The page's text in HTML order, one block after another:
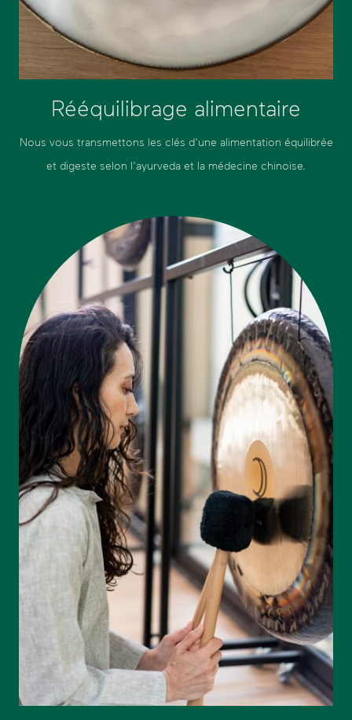
Rééquilibrage alimentaire
Nous vous transmettons les clés d'une alimentation équilibrée
et digeste selon l'ayurveda et la médecine chinoise.